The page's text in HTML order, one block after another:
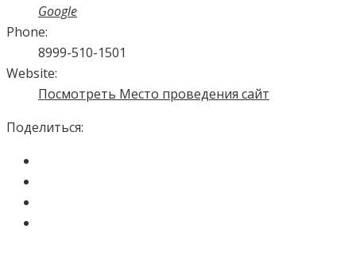
Google
Phone:
8999-510-1501
Website:
Посмотреть Место проведения сайт
Поделиться: